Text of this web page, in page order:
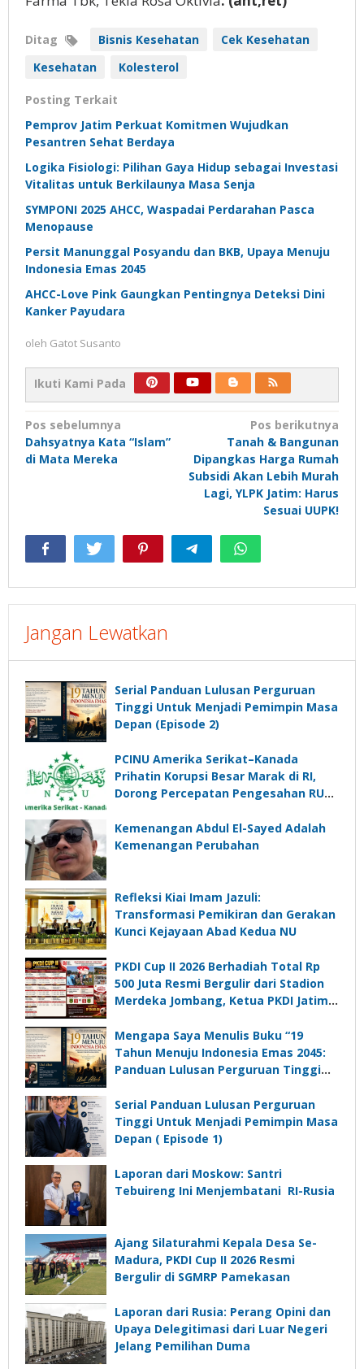
Ditag Bisnis Kesehatan
Cek Kesehatan
Kesehatan
Kolesterol
Posting Terkait
Pemprov Jatim Perkuat Komitmen Wujudkan
Pesantren Sehat Berdaya
Logika Fisiologi: Pilihan Gaya Hidup sebagai Investasi
Vitalitas untuk Berkilaunya Masa Senja
SYMPONI 2025 AHCC, Waspadai Perdarahan Pasca
Menopause
Persit Manunggal Posyandu dan BKB, Upaya Menuju
Indonesia Emas 2045
AHCC-Love Pink Gaungkan Pentingnya Deteksi Dini
Kanker Payudara
oleh Gatot Susanto
Ikuti Kami Pada
Navigasi
pos
Pos sebelumnya
Dahsyatnya Kata “Islam”
di Mata Mereka
Pos berikutnya
Tanah & Bangunan
Dipangkas Harga Rumah
Subsidi Akan Lebih Murah
Lagi, YLPK Jatim: Harus
Sesuai UUPK!
Jangan Lewatkan
Serial Panduan Lulusan Perguruan
Tinggi Untuk Menjadi Pemimpin Masa
Depan (Episode 2)
PCINU Amerika Serikat–Kanada
Prihatin Korupsi Besar Marak di RI,
Dorong Percepatan Pengesahan RUU
Kemenangan Abdul El-Sayed Adalah
Kemenangan Perubahan
Refleksi Kiai Imam Jazuli:
Transformasi Pemikiran dan Gerakan
Kunci Kejayaan Abad Kedua NU
PKDI Cup II 2026 Berhadiah Total Rp
500 Juta Resmi Bergulir dari Stadion
Merdeka Jombang, Ketua PKDI Jatim:
Komunikasi Kades untuk Memajukan
Desa
Mengapa Saya Menulis Buku “19
Tahun Menuju Indonesia Emas 2045:
Panduan Lulusan Perguruan Tinggi
Depan”?
Serial Panduan Lulusan Perguruan
Tinggi Untuk Menjadi Pemimpin Masa
Depan ( Episode 1)
Laporan dari Moskow: Santri
Tebuireng Ini Menjembatani RI-Rusia
Ajang Silaturahmi Kepala Desa Se-
Madura, PKDI Cup II 2026 Resmi
Bergulir di SGMRP Pamekasan
Laporan dari Rusia: Perang Opini dan
Upaya Delegitimasi dari Luar Negeri
Jelang Pemilihan Duma